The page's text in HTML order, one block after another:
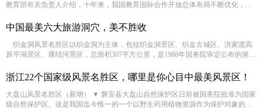
教育部有关负责人介绍，十年来，我国教育国际合作开放总体布局不断优化，教
中国最美六大旅游洞穴，美不胜收
织金洞风景名胜区以织金洞为主体，包括织金洞景区、织金古城区、洪家渡高
原平湖景区、裸结河景区，总面积307平方公里，是1988年国务院审定公布的第二
点，它是中国目前发现的一座规模宏大、造型奇特的洞穴资源宝库。拥有40多种
岩溶堆积形态，被称为“岩溶博物馆”。
浙江22个国家级风景名胜区，哪里是你心目中最美风景区！
大盘山风景名胜区（新增） ▼ 磐安县大盘山自然保护区日前被国务院批准为国家
级自然保护区。这是我国迄今惟一的一个以野生药用植物资源作为保护对象的国